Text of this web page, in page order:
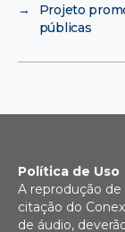
→
Projeto
públicas
Política de Uso
A reprodução
citação do
de áudio,